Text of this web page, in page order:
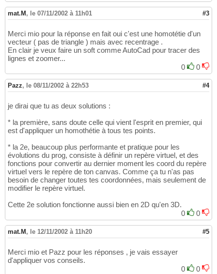
mat.M , le 07/11/2002 à 11h01 #3
Merci mio pour la réponse en fait oui c'est une homotétie d'un
vecteur ( pas de triangle ) mais avec recentrage .
En clair je veux faire un soft comme AutoCad pour tracer des
lignes et zoomer...
0
0
Pazz, le 08/11/2002 à 22h53 #4
je dirai que tu as deux solutions :
* la première, sans doute celle qui vient l'esprit en premier, qui
est d'appliquer un homothétie à tous tes points.
* la 2e, beaucoup plus performante et pratique pour les
évolutions du prog, consiste à définir un repère virtuel, et des
fonctions pour convertir au dernier moment les coord du repère
virtuel vers le repère de ton canvas. Comme ça tu n'as pas
besoin de changer toutes tes coordonnées, mais seulement de
modifier le repère virtuel.
Cette 2e solution fonctionne aussi bien en 2D qu'en 3D.
0
0
mat.M , le 12/11/2002 à 11h20 #5
Merci mio et Pazz pour les réponses , je vais essayer
d'appliquer vos conseils.
0
0